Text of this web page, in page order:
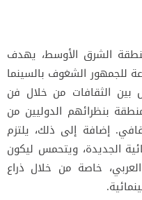
الشرق الأوسط، يهدف
للجمهور الشغوف بالسينما
الثقافات من خلال فن
بنظرائهم الدوليين من
إضافة إلى ذلك، يلتزم
الجديدة، ويتحمس ليكون
خاصة من خلال ذراع